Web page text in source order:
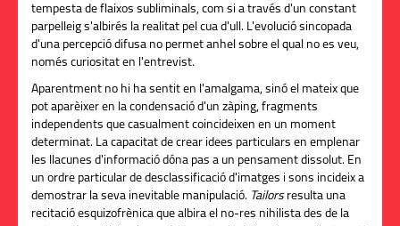
tempesta de flaixos subliminals, com si a través d'un constant
parpelleig s'albirés la realitat pel cua d'ull. L'evolució sincopada
d'una percepció difusa no permet anhel sobre el qual no es veu,
només curiositat en l'entrevist.
Aparentment no hi ha sentit en l'amalgama, sinó el mateix que
pot aparèixer en la condensació d'un zàping, fragments
independents que casualment coincideixen en un moment
determinat. La capacitat de crear idees particulars en emplenar
les llacunes d'informació dóna pas a un pensament dissolut. En
un ordre particular de desclassificació d'imatges i sons incideix a
demostrar la seva inevitable manipulació. Tailorsresulta una
recitació esquizofrènica que albira el no-res nihilista des de la